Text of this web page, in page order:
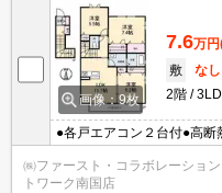
画像：9枚
7.6万円
敷
なし
2階
●各戸エアコン２台付●高断
ホン●温水洗浄便座●洗髪洗
㈱ファースト・コラボレーショ
トワーク南国店